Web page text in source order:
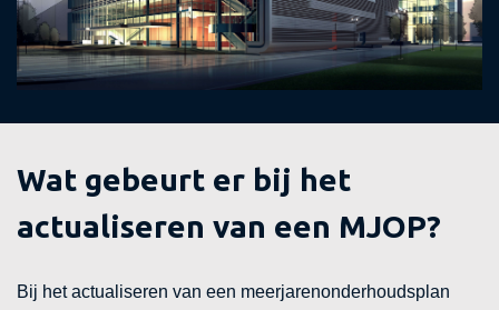
Wat gebeurt er bij het
actualiseren van een MJOP?
Bij het actualiseren van een meerjarenonderhoudsplan